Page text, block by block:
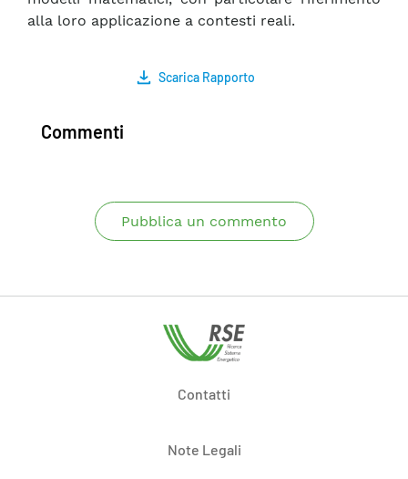
alla loro applicazione a contesti reali.
Scarica Rapporto
Commenti
Pubblica un commento
Contatti
Note Legali